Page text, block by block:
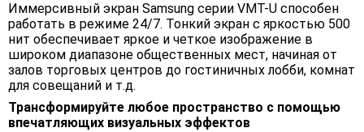
Иммерсивный экран Samsung серии VMT-U способен
работать в режиме 24/7. Тонкий экран с яркостью 500
нит обеспечивает яркое и четкое изображение в
широком диапазоне общественных мест, начиная от
залов торговых центров до гостиничных лобби, комнат
для совещаний и т.д.
Трансформируйте любое пространство с помощью
впечатляющих визуальных эффектов